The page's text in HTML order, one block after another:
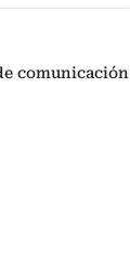
comunicación